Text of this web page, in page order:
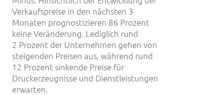
Verkaufspreise in den nächsten 3
Monaten prognostizieren 86 Prozent
keine Veränderung. Lediglich rund
2 Prozent der Unternehmen gehen von
steigenden Preisen aus, während rund
12 Prozent sinkende Preise für
Druckerzeugnisse und Dienstleistungen
erwarten.